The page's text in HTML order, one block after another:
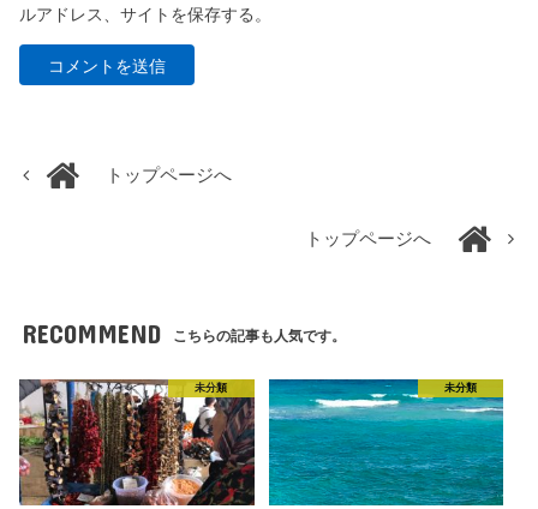
ルアドレス、サイトを保存する。
トップページへ
トップページへ
RECOMMEND こちらの記事も人気です。
未分類 未分類